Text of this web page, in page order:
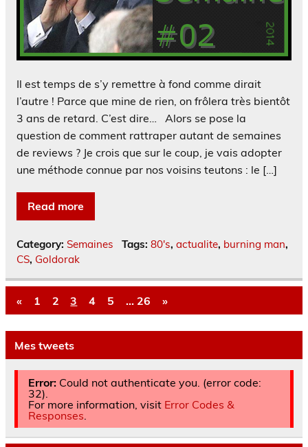
Il est temps de s’y remettre à fond comme dirait
l’autre ! Parce que mine de rien, on frôlera très bientôt
3 ans de retard. C’est dire… Alors se pose la
question de comment rattraper autant de semaines
de reviews ? Je crois que sur le coup, je vais adopter
une méthode connue par nos voisins teutons : le […]
Read more
Category: Semaines Tags: 80's, actualite, burning man,
CS, Goldorak
« 1 2 3 4 5 … 26 »
Mes tweets
Error:Could not authenticate you. (error code:
32).
For more information, visit Error Codes &
Responses.